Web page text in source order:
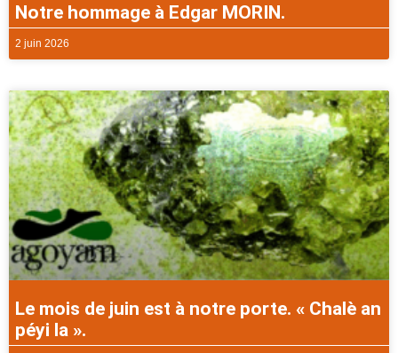
Notre hommage à Edgar MORIN.
2 juin 2026
Le mois de juin est à notre porte. « Chalè an
péyi la ».